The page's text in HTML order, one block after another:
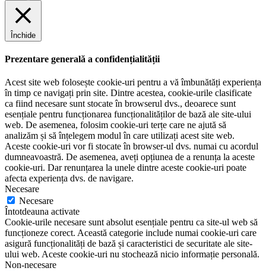
Închide
Prezentare generală a confidențialității
Acest site web folosește cookie-uri pentru a vă îmbunătăți experiența
în timp ce navigați prin site. Dintre acestea, cookie-urile clasificate
ca fiind necesare sunt stocate în browserul dvs., deoarece sunt
esențiale pentru funcționarea funcționalităților de bază ale site-ului
web. De asemenea, folosim cookie-uri terțe care ne ajută să
analizăm și să înțelegem modul în care utilizați acest site web.
Aceste cookie-uri vor fi stocate în browser-ul dvs. numai cu acordul
dumneavoastră. De asemenea, aveți opțiunea de a renunța la aceste
cookie-uri. Dar renunțarea la unele dintre aceste cookie-uri poate
afecta experiența dvs. de navigare.
Necesare
Necesare
Întotdeauna activate
Cookie-urile necesare sunt absolut esențiale pentru ca site-ul web să
funcționeze corect. Această categorie include numai cookie-uri care
asigură funcționalități de bază și caracteristici de securitate ale site-
ului web. Aceste cookie-uri nu stochează nicio informație personală.
Non-necesare